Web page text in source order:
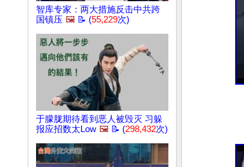
智库专家：两大措施反击中共跨
国镇压 🖼️ 📝 (55,229次)
于朦胧期待看到恶人被毁灭 习躲
报应招数太Low 🖼️ 📝 (298,432次)